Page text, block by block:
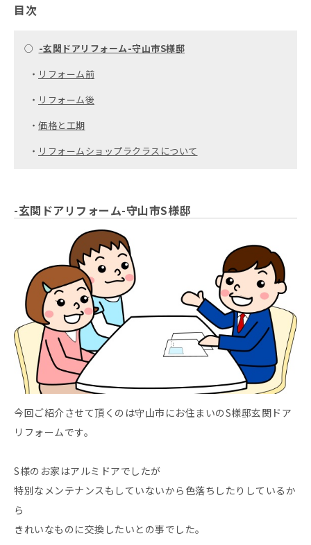
目次
○ -玄関ドアリフォーム-守山市S様邸
・ リフォーム前
・ リフォーム後
・ 価格と工期
・ リフォームショップラクラスについて
-玄関ドアリフォーム-守山市S様邸
今回ご紹介させて頂くのは守山市にお住まいのS様邸玄関ドア
リフォームです。
S様のお家はアルミドアでしたが
特別なメンテナンスもしていないから色落ちしたりしているか
ら
きれいなものに交換したいとの事でした。